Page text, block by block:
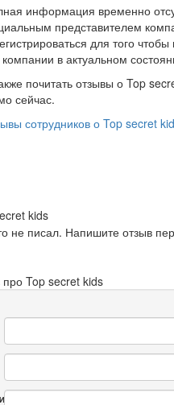
информация временно
представителем
для того
в актуальном
почитать отзывы о Top
сейчас.
сотрудников о Top secret
kids
не писал. Напишите отзыв
про Top secret kids